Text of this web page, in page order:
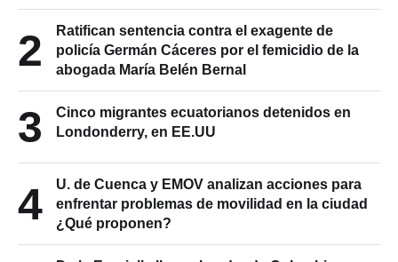
2
Ratifican sentencia contra el exagente de
policía Germán Cáceres por el femicidio de la
abogada María Belén Bernal
3
Cinco migrantes ecuatorianos detenidos en
Londonderry, en EE.UU
4
U. de Cuenca y EMOV analizan acciones para
enfrentar problemas de movilidad en la ciudad
¿Qué proponen?